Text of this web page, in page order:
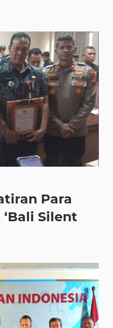
Para
Silent